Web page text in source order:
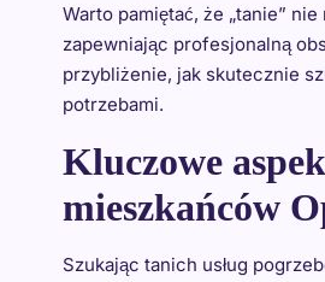
Warto pamiętać, że „tanie”
zapewniając profesjonalną
przybliżenie, jak skutecznie
potrzebami.
Kluczowe
mieszkańców
Szukając tanich usług